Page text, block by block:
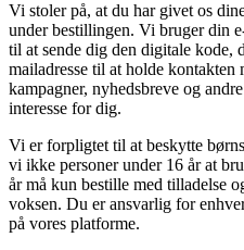
Vi stoler på, at du har givet os
under bestillingen. Vi bruger din
til at sende dig den digitale kode,
mailadresse til at holde kontakten
kampagner, nyhedsbreve og
interesse for dig.
Vi er forpligtet til at beskytte
vi ikke personer under 16 år at
år må kun bestille med tilladelse
voksen. Du er ansvarlig for
på vores platforme.